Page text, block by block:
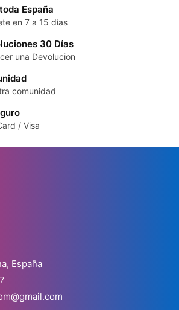
España
en 7 a 15 días
30 Días
una Devolucion
comunidad
/ Visa
España